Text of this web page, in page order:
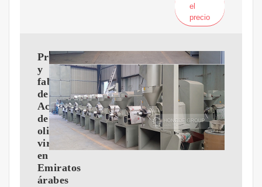
el
precio
Proveedores
y
fabricantes
de
Aceite
de
oliva
virgen
en
Emiratos
árabes